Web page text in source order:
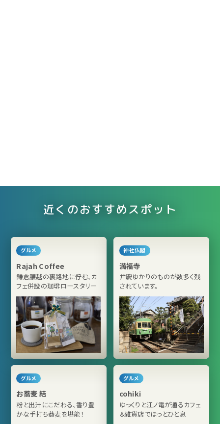
近くのおすすめスポット
グルメ
Rajah Coffee
鎌倉腰越の裏路地に佇む、カ
フェ併設の珈琲ロースタリー
神社仏閣
満福寺
弁慶ゆかりのものが数多く残
されています。
グルメ
お蕎麦 結
粉と出汁にこだわる、香り豊
かな手打ち蕎麦を堪能！
グルメ
cohiki
ゆっくりと江ノ電が通るカフェ
＆雑貨店でほっとひと息